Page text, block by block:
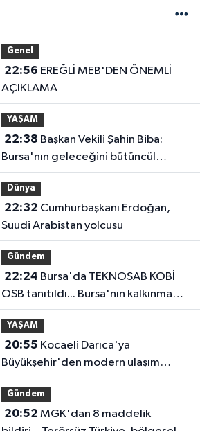
Genel
22:56
AÇIKLAMA
YAŞAM
22:38
Bursa'nın geleceğini bütüncül
anlayışla planlıyoruz
Dünya
22:32
Suudi Arabistan yolcusu
Gündem
22:24
OSB tanıtıldı... Bursa'nın kalkınma
yolculuğunda yeni dönem
YAŞAM
20:55
Büyükşehir'den modern ulaşım
yatırımı
Gündem
20:52